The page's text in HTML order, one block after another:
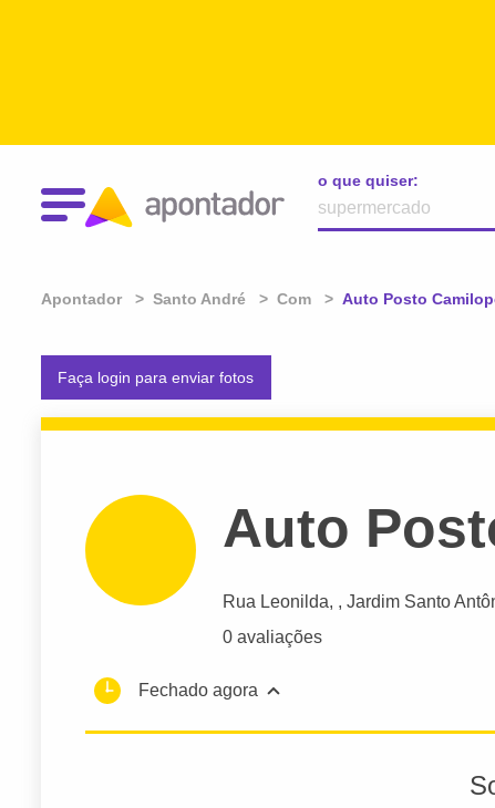
o que quiser:
Apontador Santo André Com Atual:
Auto Posto
Faça login para enviar fotos
Auto
Rua Leonilda, , Jardim Santo
0 avaliações
Fechado agora